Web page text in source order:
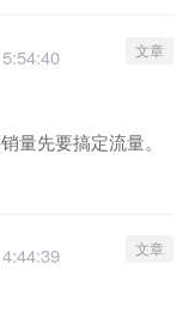
文章
量先要搞定流量。
文章